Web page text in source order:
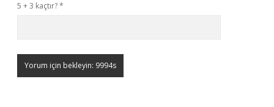
5 + 3 kaçtır?*